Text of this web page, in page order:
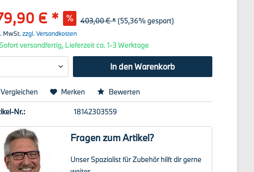
€ *
403,00 € * (55,36% gespart)
MwSt.zzgl. Versandkosten
versandfertig, Lieferzeit ca. 1-3 Werktage
In denWarenkorb
Vergleichen Merken Bewerten
Nr.: 18142303559
Fragen zum Artikel?
Unser Spazialist für Zubehör hilft dir gerne